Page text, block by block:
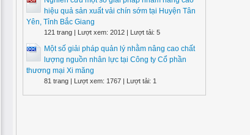
hiệu quả sản xuất vải chín sớm tại Huyện Tân
Yên, Tỉnh Bắc Giang
121 trang | Lượt xem: 2012 | Lượt tải: 5
Một số giải pháp quản lý nhằm nâng cao chất
lượng nguồn nhân lực tại Công ty Cổ phần
thương mại Xi măng
81 trang | Lượt xem: 1767 | Lượt tải: 1